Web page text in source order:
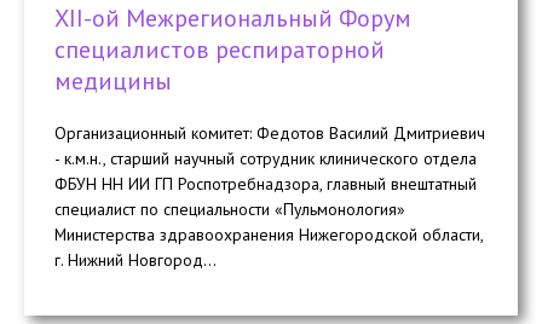
ХII-ой Межрегиональный Форум
специалистов респираторной
медицины
Организационный комитет: Федотов Василий Дмитриевич
- к.м.н., старший научный сотрудник клинического отдела
ФБУН НН ИИ ГП Роспотребнадзора, главный внештатный
специалист по специальности «Пульмонология»
Министерства здравоохранения Нижегородской области,
г. Нижний Новгород...